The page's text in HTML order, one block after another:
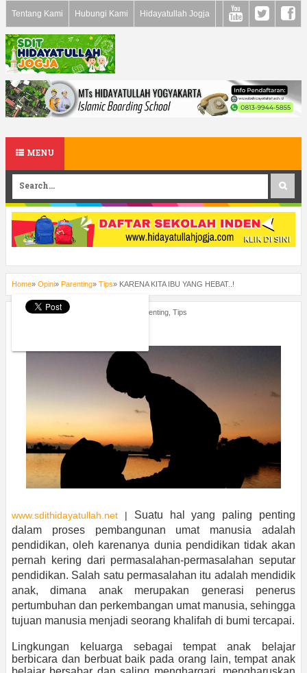
Tentang Kami Hubungi Kami Hidayatullah Jogja
MENU
Home» Opini» Parenting» Tips» KARENA KITA IBU YANG HEBAT..!
Saturday, June 2, 2018 Parenting Tips
www.sdithidayatullah.net | Suatu hal yang paling penting
dalam proses pembangunan umat manusia adalah
pendidikan, oleh karenanya dunia pendidikan tidak akan
pernah kering dari permasalahan-permasalahan seputar
pendidikan. Salah satu permasalahan itu adalah mendidik
anak, dimana anak merupakan generasi penerus
pertumbuhan dan perkembangan umat manusia, sehingga
tujuan manusia menjadi seorang khalifah di bumi tercapai.
Lingkungan keluarga sebagai tempat anak belajar
berbicara dan berbuat baik pada orang lain, tempat anak